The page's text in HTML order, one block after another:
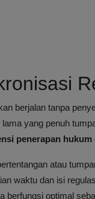
berjalan tanpa
yang penuh
penerapan hukum
atau
waktu dan isi
berfungsi optimal